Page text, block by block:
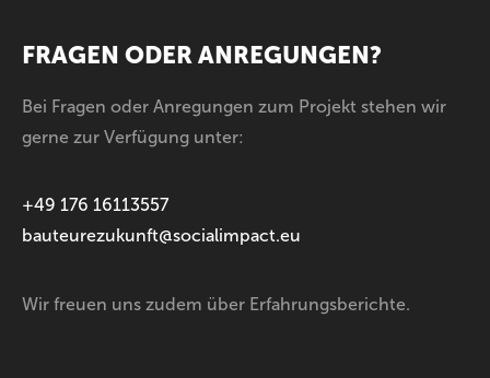
FRAGEN ODER ANREGUNGEN?
Bei Fragen oder Anregungen zum Projekt stehen wir
gerne zur Verfügung unter:
+49 176 16113557
bauteurezukunft@socialimpact.eu
Wir freuen uns zudem über Erfahrungsberichte.